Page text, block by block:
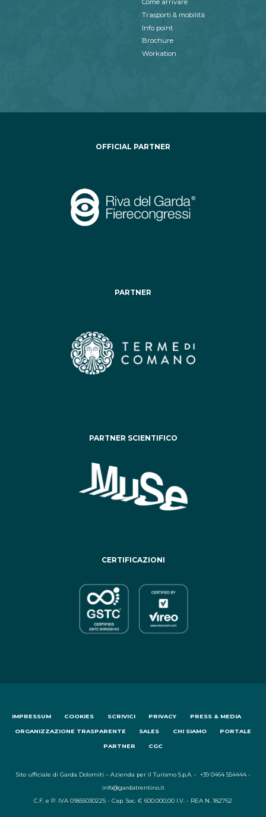
Come arrivare
Trasporti & mobilità
Info point
Brochure
Workation
OFFICIAL PARTNER
PARTNER
PARTNER SCIENTIFICO
CERTIFICAZIONI
IMPRESSUM COOKIES SCRIVICI PRIVACY PRESS & MEDIA
ORGANIZZAZIONE TRASPARENTE SALES CHI SIAMO PORTALE
PARTNER CGC
Sito ufficiale di Garda Dolomiti – Azienda per il Turismo S.p.A. - +39 0464 554444 -
info@gardatrentino.it
C.F. e P. IVA 01855030225 - Cap. Soc. € 600.000,00 I.V. - REA N. 182762